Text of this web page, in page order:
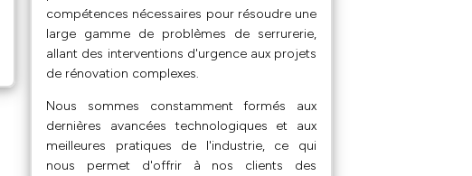
compétences nécessaires pour résoudre une
large gamme de problèmes de serrurerie,
allant des interventions d'urgence aux projets
de rénovation complexes.
Nous sommes constamment formés aux
dernières avancées technologiques et aux
meilleures pratiques de l'industrie, ce qui
nous permet d'offrir à nos clients des